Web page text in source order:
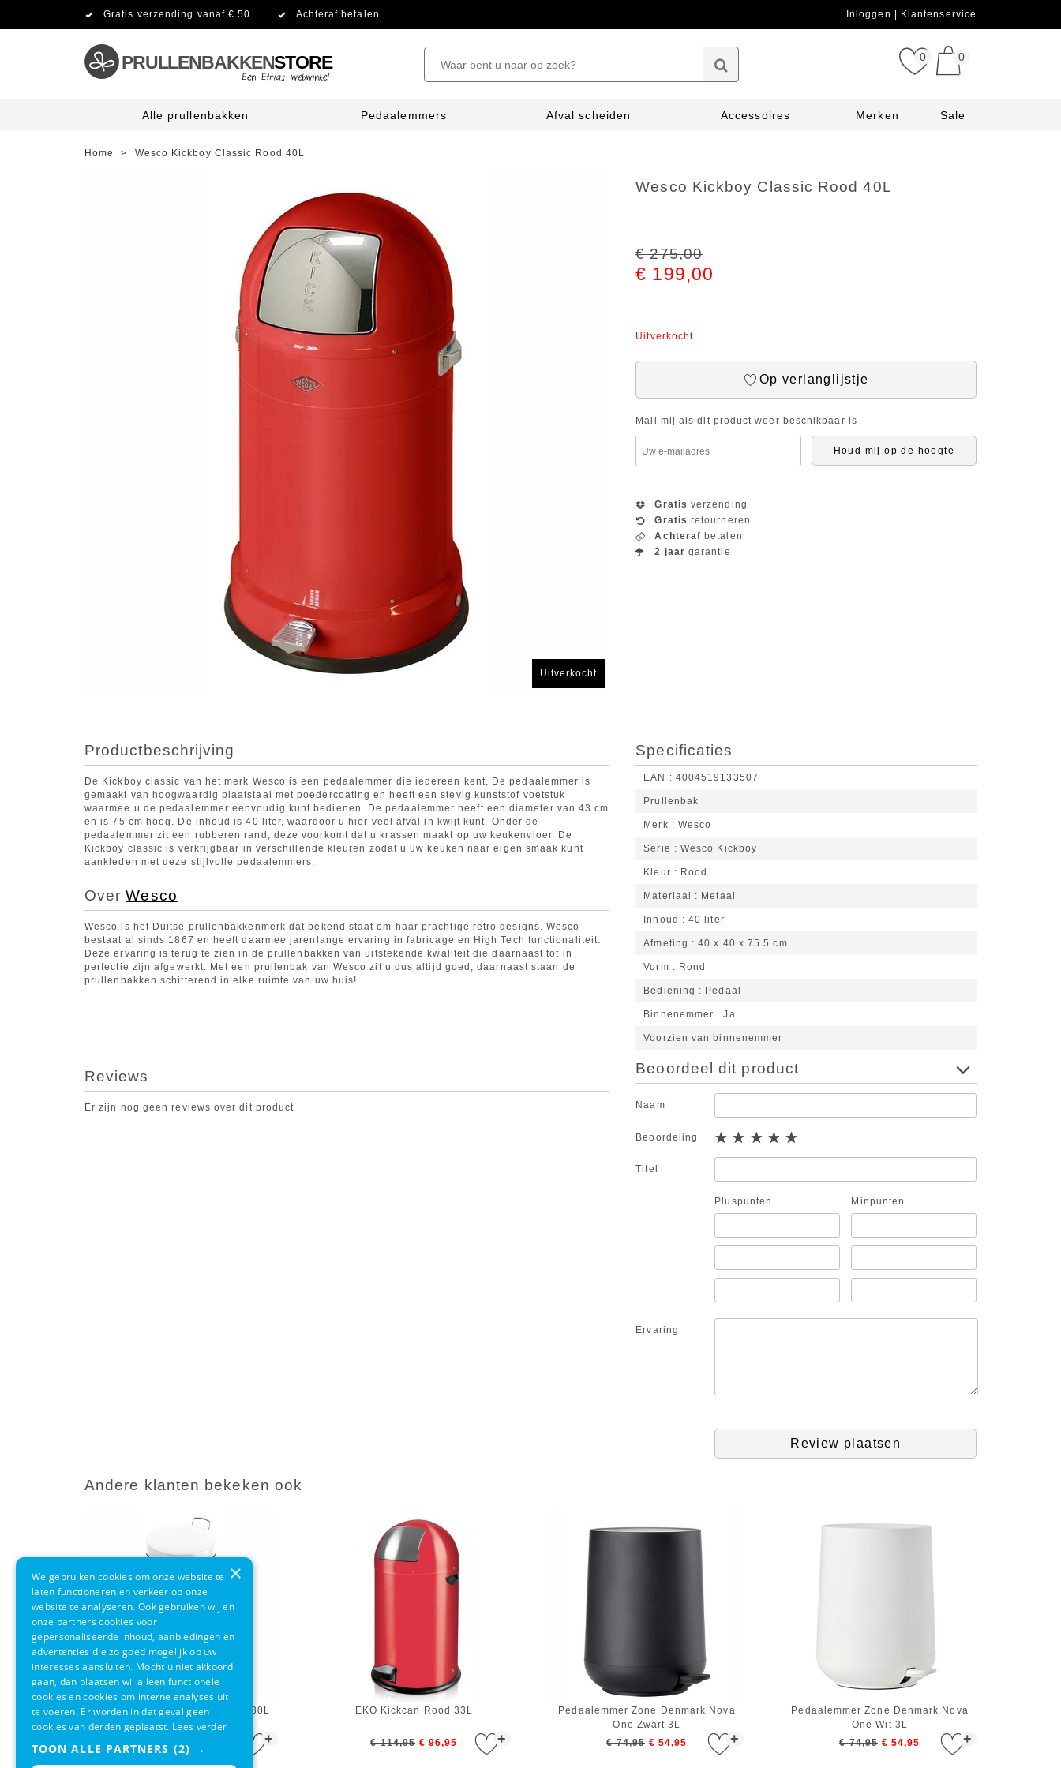
Gratis verzending vanaf € 50 Achteraf betalen Inloggen Klantenservice
PRULLENBAKKENSTORE 0 0
Alle prullenbakken Pedaalemmers Afval scheiden Accessoires Merken Sale
Home > Wesco Kickboy Classic Rood 40L
Uitverkocht
Wesco Kickboy Classic Rood 40L
€ 275,00
€ 199,00
Uitverkocht
Op verlanglijstje
Mail mij als dit product weer beschikbaar is
Houd mij op de hoogte
Gratis verzending
Gratis retourneren
Achteraf betalen
2 jaar garantie
Productbeschrijving
De Kickboy classic van het merk Wesco is een pedaalemmer die iedereen kent. De pedaalemmer is
gemaakt van hoogwaardig plaatstaal met poedercoating en heeft een stevig kunststof voetstuk
waarmee u de pedaalemmer eenvoudig kunt bedienen. De pedaalemmer heeft een diameter van 43 cm
en is 75 cm hoog. De inhoud is 40 liter, waardoor u hier veel afval in kwijt kunt. Onder de
pedaalemmer zit een rubberen rand, deze voorkomt dat u krassen maakt op uw keukenvloer. De
Kickboy classic is verkrijgbaar in verschillende kleuren zodat u uw keuken naar eigen smaak kunt
aankleden met deze stijlvolle pedaalemmers.
OverWesco
Wesco is het Duitse prullenbakkenmerk dat bekend staat om haar prachtige retro designs. Wesco
bestaat al sinds 1867 en heeft daarmee jarenlange ervaring in fabricage en High Tech functionaliteit.
Deze ervaring is terug te zien in de prullenbakken van uitstekende kwaliteit die daarnaast tot in
perfectie zijn afgewerkt. Met een prullenbak van Wesco zit u dus altijd goed, daarnaast staan de
prullenbakken schitterend in elke ruimte van uw huis!
Specificaties
EAN 4004519133507
Prullenbak
Merk Wesco
Serie Wesco Kickboy
Kleur Rood
Materiaal Metaal
Inhoud 40 liter
Afmeting 40 x 40 x 75.5 cm
Vorm Rond
Bediening Pedaal
Binnenemmer Ja
Voorzien van binnenemmer
Reviews
Er zijn nog geen reviews over dit product
Beoordeel dit product
Naam
Beoordeling
Titel
Pluspunten Minpunten
Ervaring
Review plaatsen
Andere klanten bekeken ook
+
Pedaalemmer EKO Classic Wit 30L
€ 52,95 € 42,80 +
EKO Kickcan Rood 33L
€ 114,95 € 96,95 +
Pedaalemmer Zone Denmark Nova
One Zwart 3L
€ 74,95 € 54,95 +
Pedaalemmer Zone Denmark Nova
One Wit 3L
€ 74,95 € 54,95
×
We gebruiken cookies om onze website te
laten functioneren en verkeer op onze
website te analyseren. Ook gebruiken wij en
onze partners cookies voor
gepersonaliseerde inhoud, aanbiedingen en
advertenties die zo goed mogelijk op uw
interesses aansluiten. Mocht u niet akkoord
gaan, dan plaatsen wij alleen functionele
cookies en cookies om interne analyses uit
te voeren. Er worden in dat geval geen
cookies van derden geplaatst. Lees verder
TOON ALLE PARTNERS (2) →